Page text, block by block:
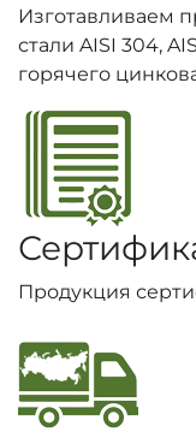
Изготавливаем
стали AISI 304,
горячего
Продукция